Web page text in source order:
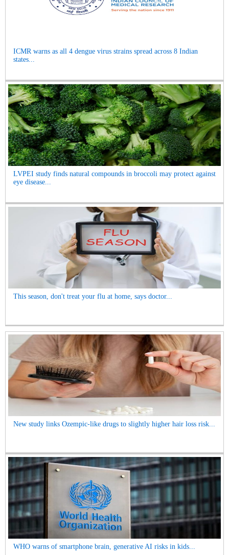
ICMR warns as all 4 dengue virus strains spread across 8 Indian
states...
LVPEI study finds natural compounds in broccoli may protect against
eye disease...
This season, don't treat your flu at home, says doctor...
New study links Ozempic-like drugs to slightly higher hair loss risk...
WHO warns of smartphone brain, generative AI risks in kids...